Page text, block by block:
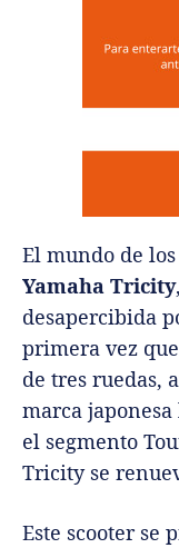
El mundo de
Yamaha Tricity
desapercibida
primera vez
de tres ruedas,
marca
el segmento
Tricity se
Este scooter se